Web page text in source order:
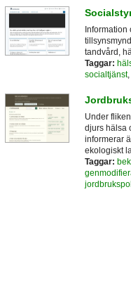
Information
tandvård,
Taggar:
socialtjänst,
Under
djurs hälsa
informerar
ekologiskt
Taggar: